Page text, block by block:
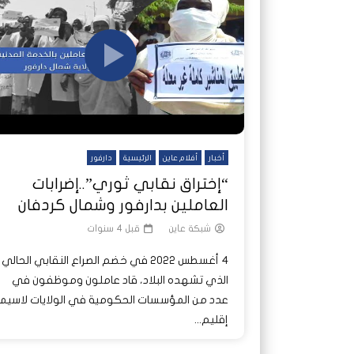
شاهد
عملتان وتطبيق مصرفي واحد.. كيف
تشظى النظام المصرفي في حرب
السودان؟
تصدر
ديون
شاهد
عملتان وتطبيق مصرفي واحد.. كيف
تشظى النظام المصرفي في حرب
السودان؟
على
أخبار أفلام عاين الرئيسية دارفور
“إختراق نقابي ثوري”..إضرابات
العاملين بدارفور وشمال كردفان
شبكة عاين قبل 4 سنوات
4 أغسطس 2022 في خضم الصراع النقابي الحالي
الذي تشهده البلاد، قاد عاملون وموظفون في
عدد من المؤسسات الحكومية في الولايات
إقليم...